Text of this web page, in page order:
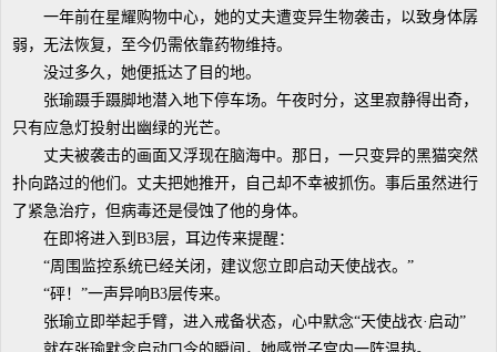
一年前在星耀购物中心，她的丈夫遭变异生物袭击，以致身体孱
弱，无法恢复，至今仍需依靠药物维持。
没过多久，她便抵达了目的地。
张瑜蹑手蹑脚地潜入地下停车场。午夜时分，这里寂静得出奇，
只有应急灯投射出幽绿的光芒。
丈夫被袭击的画面又浮现在脑海中。那日，一只变异的黑猫突然
扑向路过的他们。丈夫把她推开，自己却不幸被抓伤。事后虽然进行
了紧急治疗，但病毒还是侵蚀了他的身体。
在即将进入到B3层，耳边传来提醒：
“周围监控系统已经关闭，建议您立即启动天使战衣。”
“砰！”一声异响B3层传来。
张瑜立即举起手臂，进入戒备状态，心中默念“天使战衣·启动”